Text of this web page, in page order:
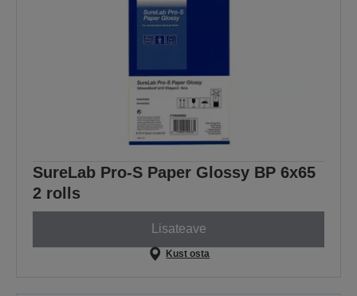
SureLab Pro-S Paper Glossy BP 6x65
2 rolls
Lisateave
Kust osta